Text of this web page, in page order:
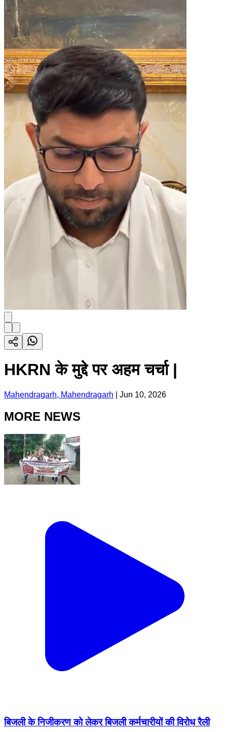
HKRN के मुद्दे पर अहम चर्चा |
Mahendragarh, Mahendragarh Jun 10, 2026
MORE NEWS
बिजली के निजीकरण को लेकर बिजली कर्मचारीयों की विरोध रैली